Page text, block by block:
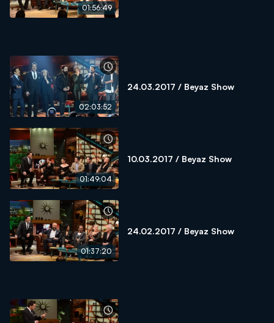
01:56:49
02:03:52
24.03.2017 / Beyaz Show
01:49:04
10.03.2017 / Beyaz Show
01:37:20
24.02.2017 / Beyaz Show